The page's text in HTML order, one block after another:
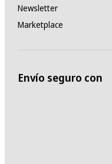
Newsletter
Marketplace
Envío seguro con